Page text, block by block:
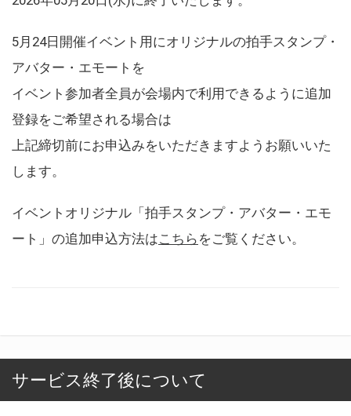
5月24日開催イベント用にオリジナルの拍手スタンプ・
アバター・エモートを
イベント参加者全員が会場内で利用できるように追加
登録をご希望される場合は
上記締切前にお申込みをいただきますようお願いいた
します。
イベントオリジナル「拍手スタンプ・アバター・エモ
ート」の追加申込方法はこちら をご覧ください。
サービス終了後について